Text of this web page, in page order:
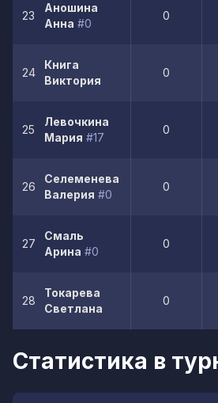
23
Аношина
Анна #0
0
24
Книга
Виктория
0
25
Левочкина
Мария #17
0
26
Селеменева
Валерия #0
0
27
Смаль
Арина #0
0
28
Токарева
Светлана
0
Статистика в